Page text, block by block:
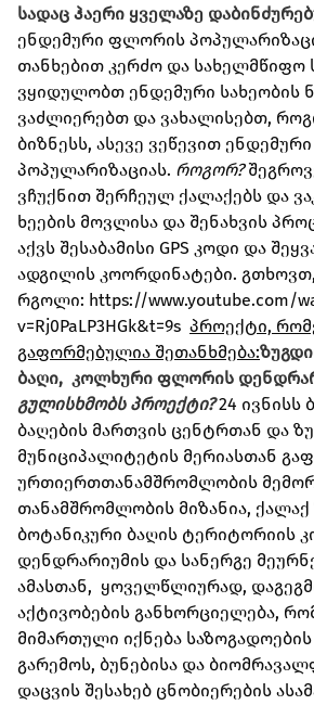
სადაც ჰაერი ყველაზე
ენდემური ფლორის
თანხებით კერძო და სახელმწიფო
ვყიდულობთ ენდემური სახეობის
ვაძლიერებთ და ვახალისებთ,
ბიზნესს, ასევე ვეწევით
პოპულარიზაციას. როგორ?
ვჩუქნით შერჩეულ ქალაქებს და
ხეების მოვლისა და შენახვის
აქვს შესაბამისი GPS კოდი და
ადგილის კოორდინატები.
რგოლი: https://www.youtube.com/
v=Rj0PaLP3HGk&t=9s პროექტი,
გაფორმებულია შეთანხმება:
ბაღი, კოლხური ფლორის
გულისხმობს პროექტი?24 ივნისს
ბაღების მართვის ცენტრთან და
მუნიციპალიტეტის მერიასთან
ურთიერთთანამშრომლობის
თანამშრომლობის მიზანია,
ბოტანიკური ბაღის ტერიტორიის
დენდრარიუმის და სანერგე
ამასთან, ყოველწლიურად,
აქტივობების განხორციელება,
მიმართული იქნება
გარემოს, ბუნებისა და
დაცვის შესახებ ცნობიერების